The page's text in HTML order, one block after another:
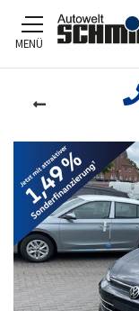
Zum Hauptinhalt
MENÜ